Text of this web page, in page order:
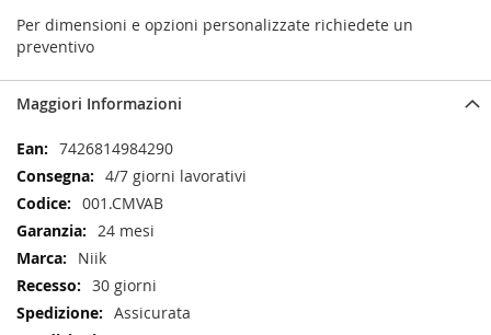
Per dimensioni e opzioni personalizzate richiedete un
preventivo
Maggiori Informazioni
Maggiori
Informazioni
7426814984290
4/7 giorni lavorativi
001.CMVAB
24 mesi
Niik
30 giorni
Assicurata